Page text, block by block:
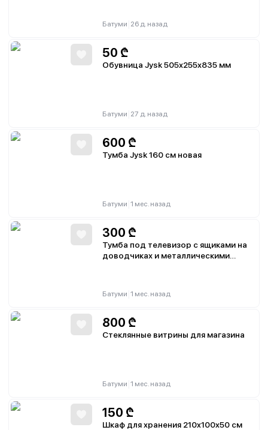
Батуми 26 д. назад
50 ₾
Обувница Jysk 505х255х835 мм
Батуми 27 д. назад
600 ₾
Тумба Jysk 160 см новая
Батуми 1 мес. назад
300 ₾
Тумба под телевизор с ящиками на
доводчиках и металлическими
Батуми 1 мес. назад
800 ₾
Стеклянные витрины для магазина
Батуми 1 мес. назад
150 ₾
Шкаф для хранения 210x100x50 см